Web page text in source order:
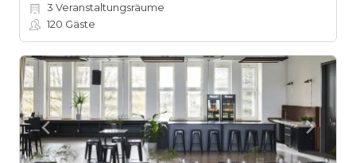
3 Veranstaltungsräume
120 Gäste